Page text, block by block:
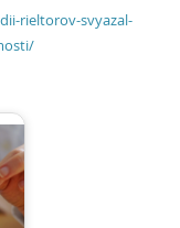
rieltorov-svyazal-